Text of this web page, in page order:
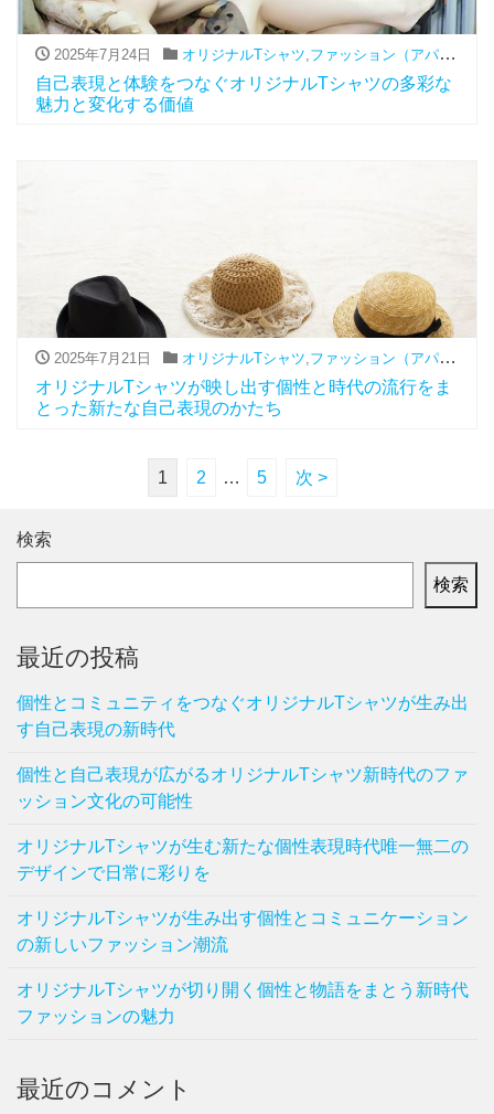
2025年7月24日 オリジナルTシャツ ファッション（アパレル関連）
自己表現と体験をつなぐオリジナルTシャツの多彩な
魅力と変化する価値
2025年7月21日 オリジナルTシャツ,ファッション（アパレル関連）
オリジナルTシャツが映し出す個性と時代の流行をま
とった新たな自己表現のかたち
1 2 … 5 次 >
検索
検索
最近の投稿
個性とコミュニティをつなぐオリジナルTシャツが生み出
す自己表現の新時代
個性と自己表現が広がるオリジナルTシャツ新時代のファ
ッション文化の可能性
オリジナルTシャツが生む新たな個性表現時代唯一無二の
デザインで日常に彩りを
オリジナルTシャツが生み出す個性とコミュニケーション
の新しいファッション潮流
オリジナルTシャツが切り開く個性と物語をまとう新時代
ファッションの魅力
最近のコメント